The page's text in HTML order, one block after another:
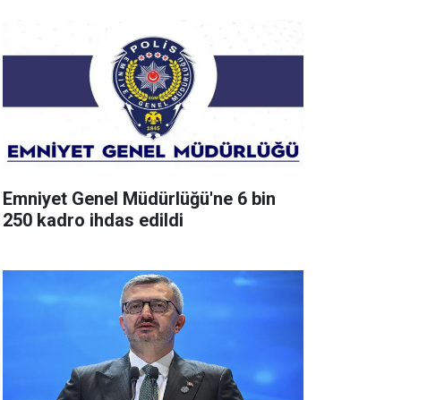
Emniyet Genel Müdürlüğü'ne 6 bin
250 kadro ihdas edildi